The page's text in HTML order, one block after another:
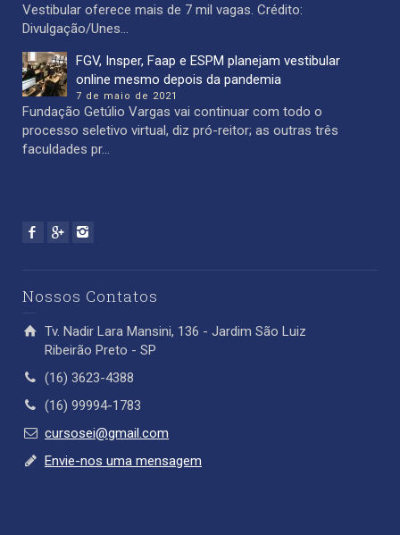
Vestibular oferece mais de 7 mil vagas. Crédito:
Divulgação/Unes...
FGV, Insper, Faap e ESPM planejam vestibular
online mesmo depois da pandemia
7 de maio de 2021
Fundação Getúlio Vargas vai continuar com todo o
processo seletivo virtual, diz pró-reitor; as outras três
faculdades pr...
Nossos Contatos
Tv. Nadir Lara Mansini, 136 - Jardim São Luiz
Ribeirão Preto - SP
(16) 3623-4388
(16) 99994-1783
cursosei@gmail.com
Envie-nos uma mensagem